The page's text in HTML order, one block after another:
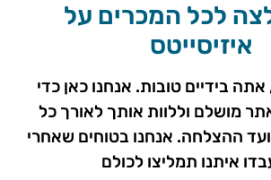
לכל המכרים על
איזיסייטס
אתה בידיים טובות. אנחנו כאן כדי
מושלם וללוות אותך לאורך כל
ההצלחה. אנחנו בטוחים שאחרי
איתנו תמליצו לכולם